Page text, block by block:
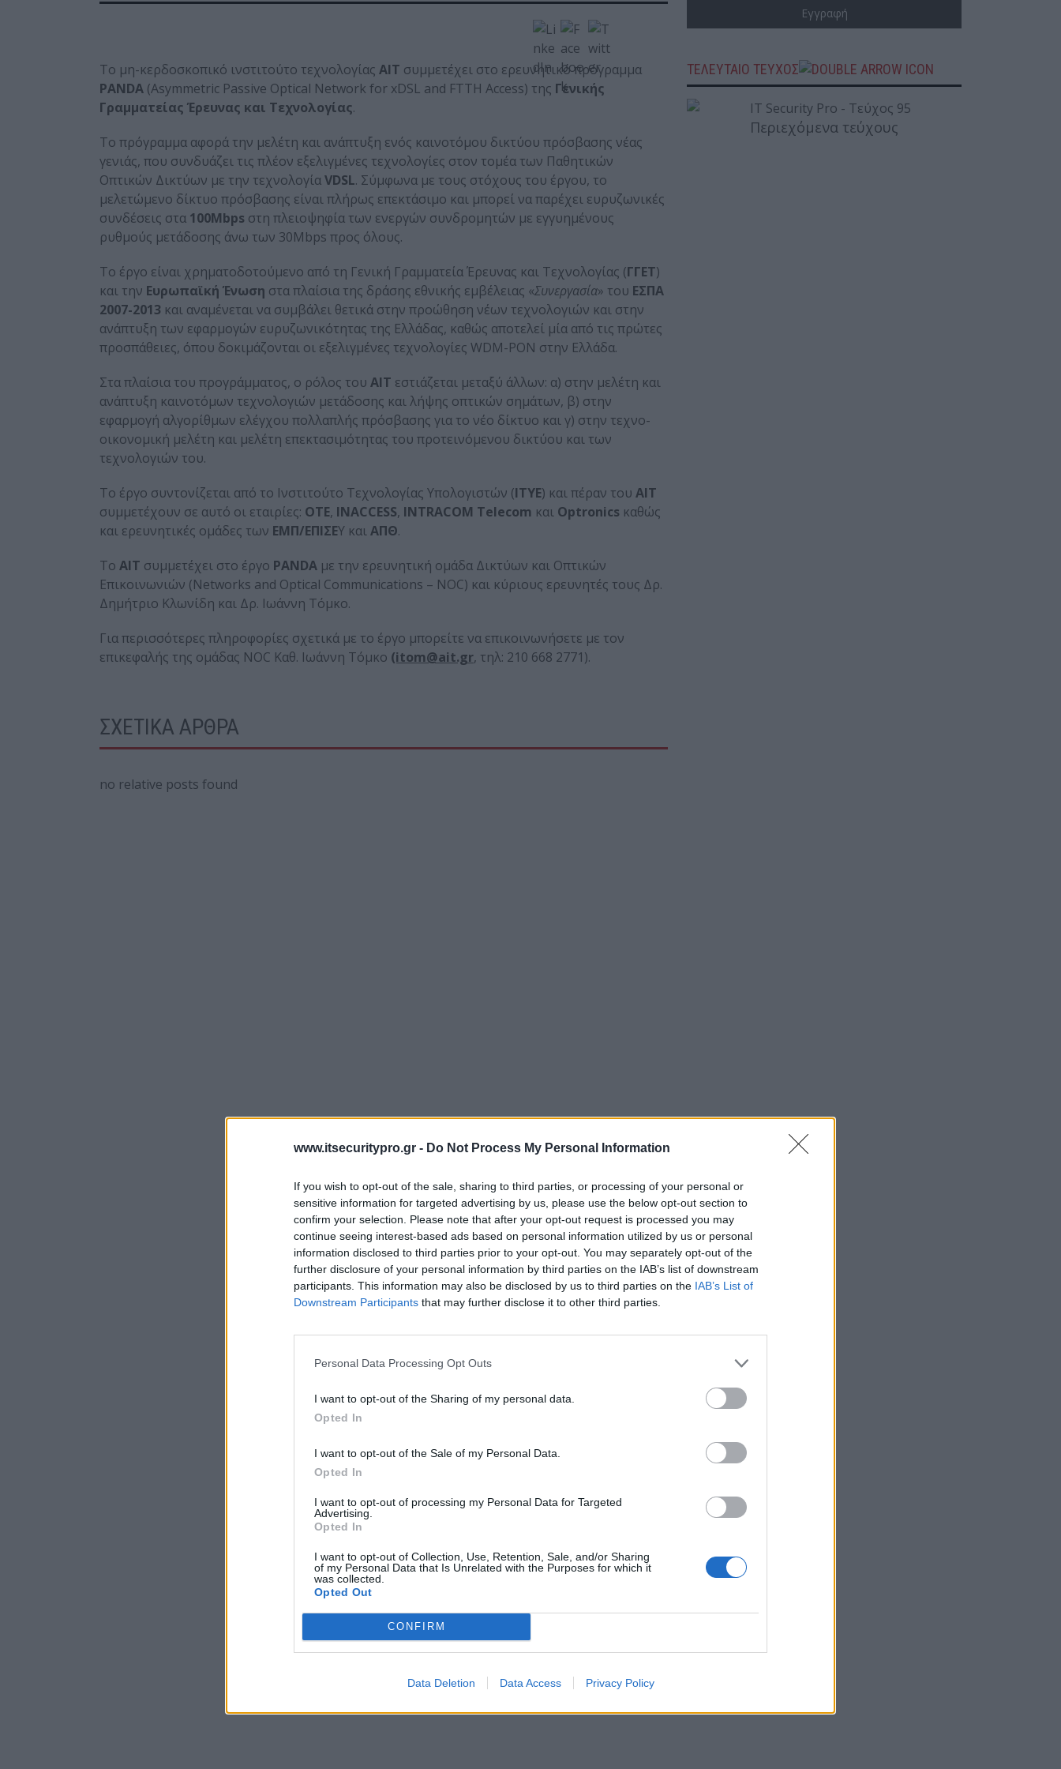
www.itsecuritypro.gr - Do Not Process My Personal Information
If you wish to opt-out of the sale, sharing to third parties, or processing of your personal or
sensitive information for targeted advertising by us, please use the below opt-out section to
confirm your selection. Please note that after your opt-out request is processed you may
continue seeing interest-based ads based on personal information utilized by us or personal
information disclosed to third parties prior to your opt-out. You may separately opt-out of the
further disclosure of your personal information by third parties on the IAB’s list of downstream
participants. This information may also be disclosed by us to third parties on the IAB’s List of
Downstream Participants that may further disclose it to other third parties.
Personal Data Processing Opt Outs
I want to opt-out of the Sharing of my personal data.
Opted In
I want to opt-out of the Sale of my Personal Data.
Opted In
I want to opt-out of processing my Personal Data for Targeted
Advertising.
Opted In
I want to opt-out of Collection, Use, Retention, Sale, and/or Sharing
of my Personal Data that Is Unrelated with the Purposes for which it
was collected.
Opted Out
CONFIRM
Data Deletion Data Access Privacy Policy
Το μη-κερδοσκοπικό ινστιτούτο τεχνολογίας ΑΙΤ συμμετέχει στο ερευνητικό πρόγραμμα
PANDA (Asymmetric Passive Optical Network for xDSL and FTTH Access) της Γενικής
Γραμματείας Έρευνας και Τεχνολογίας.
Το πρόγραμμα αφορά την μελέτη και ανάπτυξη ενός καινοτόμου δικτύου πρόσβασης νέας
γενιάς, που συνδυάζει τις πλέον εξελιγμένες τεχνολογίες στον τομέα των Παθητικών
Οπτικών Δικτύων με την τεχνολογίαVDSL. Σύμφωνα με τους στόχους του έργου, το
μελετώμενο δίκτυο πρόσβασης είναι πλήρως επεκτάσιμο και μπορεί να παρέχει ευρυζωνικές
συνδέσεις στα 100Mbps στη πλειοψηφία των ενεργών συνδρομητών με εγγυημένους
ρυθμούς μετάδοσης άνω των 30Mbps προς όλους.
Το έργο είναι χρηματοδοτούμενο από τη Γενική Γραμματεία Έρευνας και Τεχνολογίας (ΓΓΕΤ)
και την Ευρωπαϊκή Ένωση στα πλαίσια της δράσης εθνικής εμβέλειας «Συνεργασία» του ΕΣΠΑ
2007-2013 και αναμένεται να συμβάλει θετικά στην προώθηση νέων τεχνολογιών και στην
ανάπτυξη των εφαρμογών ευρυζωνικότητας της Ελλάδας, καθώς αποτελεί μία από τις πρώτες
προσπάθειες, όπου δοκιμάζονται οι εξελιγμένες τεχνολογίες WDM-PON στην Ελλάδα.
Στα πλαίσια του προγράμματος, ο ρόλος του ΑΙΤ εστιάζεται μεταξύ άλλων: α) στην μελέτη και
ανάπτυξη καινοτόμων τεχνολογιών μετάδοσης και λήψης οπτικών σημάτων, β) στην
εφαρμογή αλγορίθμων ελέγχου πολλαπλής πρόσβασης για το νέο δίκτυο και γ) στην τεχνο-
οικονομική μελέτη και μελέτη επεκτασιμότητας του προτεινόμενου δικτύου και των
τεχνολογιών του.
Το έργο συντονίζεται από το Ινστιτούτο Τεχνολογίας Υπολογιστών (ΙΤΥΕ) και πέραν του ΑΙΤ
συμμετέχουν σε αυτό οι εταιρίες: ΟΤΕ, INACCESS, INTRACOM Telecom και Optronics καθώς
και ερευνητικές ομάδες των ΕΜΠ/ΕΠΙΣΕΥ καιΑΠΘ.
Το ΑΙΤ συμμετέχει στο έργο PANDA με την ερευνητική ομάδα Δικτύων και Οπτικών
Επικοινωνιών (Networks and Optical Communications – NOC) και κύριους ερευνητές τους Δρ.
Δημήτριο Κλωνίδη και Δρ. Ιωάννη Τόμκο.
Για περισσότερες πληροφορίες σχετικά με το έργο μπορείτε να επικοινωνήσετε με τον
επικεφαλής της ομάδας NOC Καθ. Ιωάννη Τόμκο (itom@ait.gr, τηλ: 210 668 2771).
ΣΧΕΤΙΚΑ ΑΡΘΡΑ
no relative posts found
ΤΕΛΕΥΤΑΙΟ ΤΕΥΧΟΣ
Περιεχόμενα τεύχους